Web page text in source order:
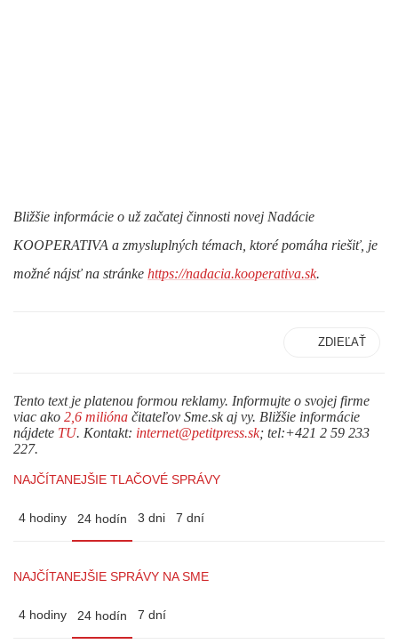
Bližšie informácie o už začatej činnosti novej Nadácie
KOOPERATIVA a zmysluplných témach, ktoré pomáha riešiť, je
možné nájsť na stránke https://nadacia.kooperativa.sk.
ZDIEĽAŤ
Tento text je platenou formou reklamy. Informujte o svojej firme
viac ako 2,6 milióna čitateľov Sme.sk aj vy. Bližšie informácie
nájdete TU. Kontakt: internet@petitpress.sk; tel:+421 2 59 233
227.
NAJČÍTANEJŠIE TLAČOVÉ SPRÁVY
4 hodiny 24 hodín 3 dni 7 dní
NAJČÍTANEJŠIE SPRÁVY NA SME
4 hodiny 24 hodín 7 dní